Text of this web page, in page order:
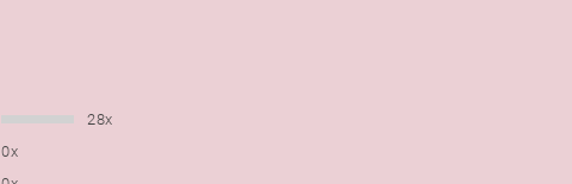
28x
0x